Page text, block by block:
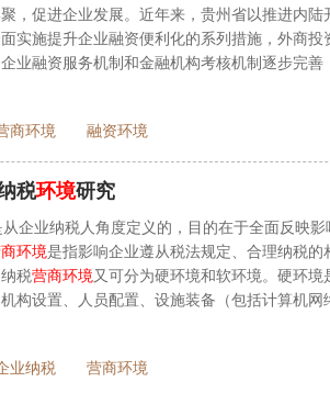
，促进企业发展。近年来，贵州省以推进内
面实施提升企业融资便利化的系列措施，外商
业融资服务机制和金融机构考核机制逐步完
商环境 融资环境
税环境研究
从企业纳税人角度定义的，目的在于全面反映
商环境是指影响企业遵从税法规定、合理纳税的
税营商环境又可分为硬环境和软环境。硬环
构设置、人员配置、设施装备（包括计算机
业纳税 营商环境